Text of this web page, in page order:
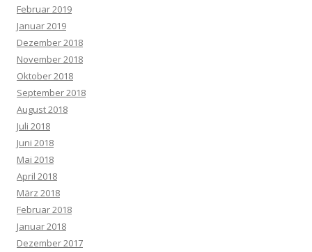
Februar 2019
Januar 2019
Dezember 2018
November 2018
Oktober 2018
September 2018
August 2018
Juli 2018
Juni 2018
Mai 2018
April 2018
März 2018
Februar 2018
Januar 2018
Dezember 2017